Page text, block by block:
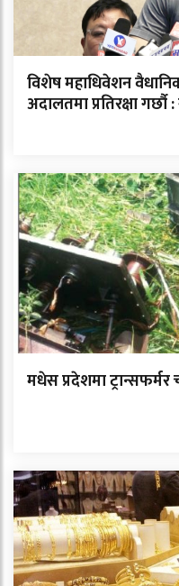
विशेष महाधिवेशन
अदालतमा प्रतिरक्षा गर्छौ
मधेस प्रदेशमा